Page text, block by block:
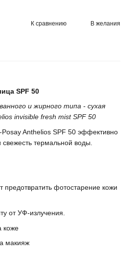
К сравнению В желания
SPF 50
и жирного типа - сухая
invisible fresh mist SPF 50
Anthelios SPF 50 эффективно
термальной воды.
фотостарение кожи
от УФ-излучения.
коже
макияж